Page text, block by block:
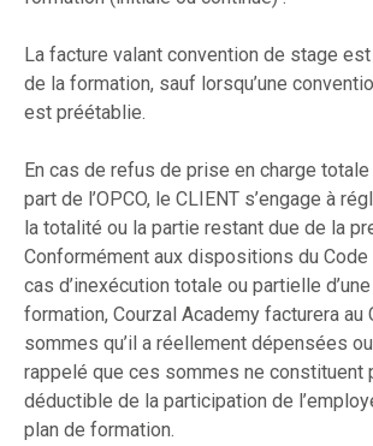
La facture valant convention de stage
de la formation, sauf lorsqu’une
est préétablie.
En cas de refus de prise en charge
part de l’OPCO, le CLIENT s’engage à
la totalité ou la partie restant due de la
Conformément aux dispositions du Code
cas d’inexécution totale ou partielle
formation, Courzal Academy facturera au
sommes qu’il a réellement dépensées
rappelé que ces sommes ne constituent
déductible de la participation de
plan de formation.